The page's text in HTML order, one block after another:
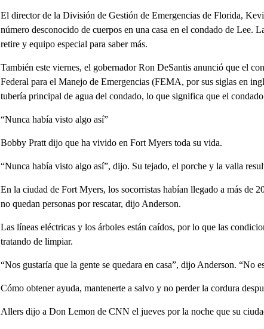
El director de la División de Gestión de Emergencias de Florida,
número desconocido de cuerpos en una casa en el condado de Lee.
retire y equipo especial para saber más.
También este viernes, el gobernador Ron DeSantis anunció que el
Federal para el Manejo de Emergencias (FEMA, por sus siglas en
tubería principal de agua del condado, lo que significa que el
“Nunca había visto algo así”
Bobby Pratt dijo que ha vivido en Fort Myers toda su vida.
“Nunca había visto algo así”, dijo. Su tejado, el porche y la valla
En la ciudad de Fort Myers, los socorristas habían llegado a más de
no quedan personas por rescatar, dijo Anderson.
Las líneas eléctricas y los árboles están caídos, por lo que las
tratando de limpiar.
“Nos gustaría que la gente se quedara en casa”, dijo Anderson. “No
Cómo obtener ayuda, mantenerte a salvo y no perder la cordura
Allers dijo a Don Lemon de CNN el jueves por la noche que su